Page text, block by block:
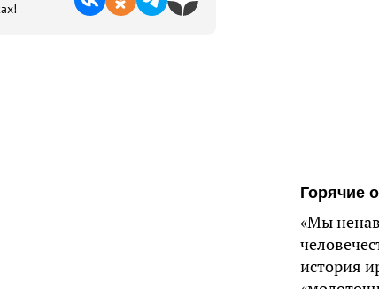
Горячие
«Мы
история